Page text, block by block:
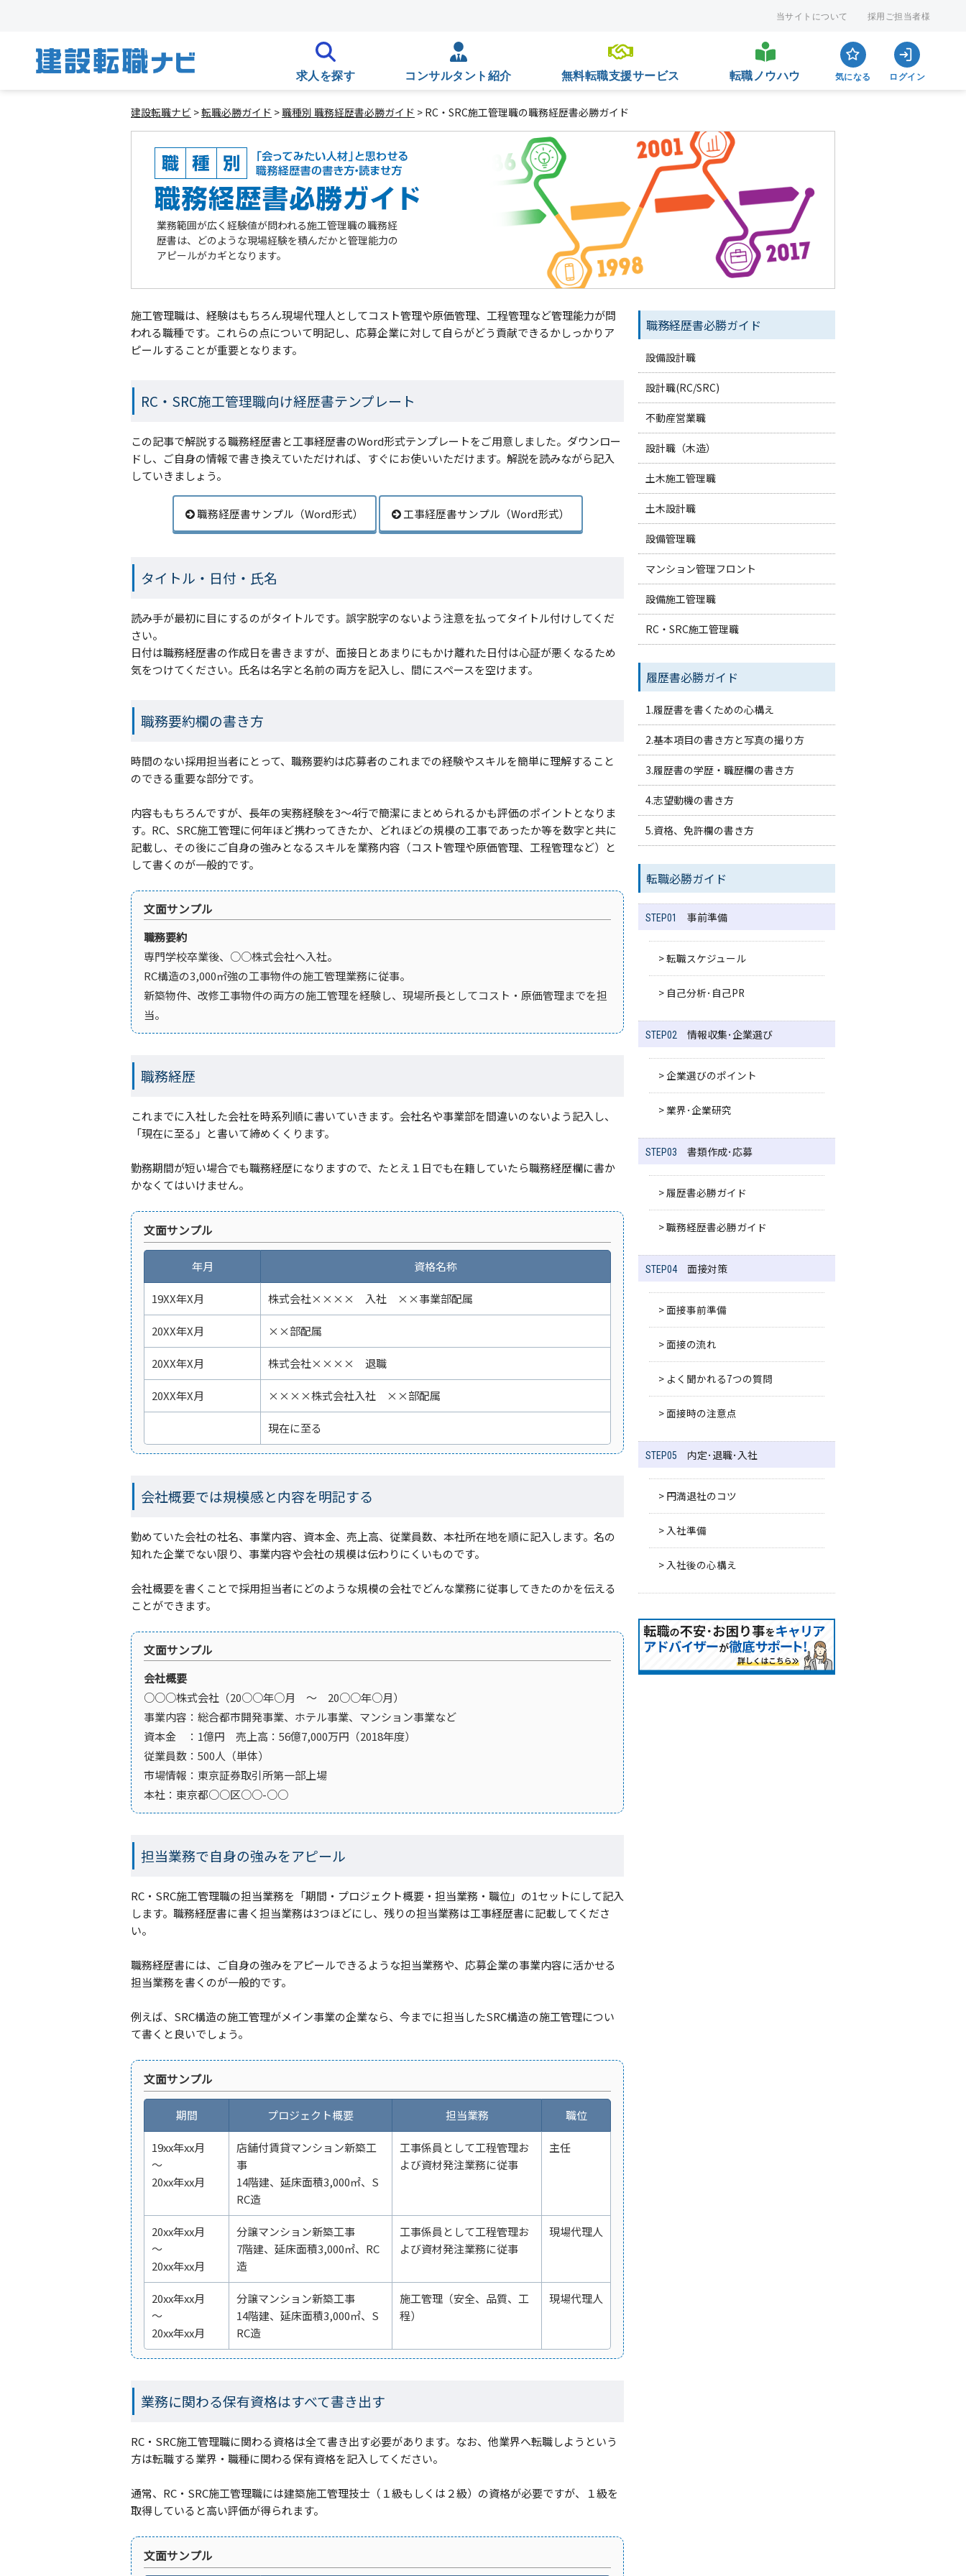
当サイトについて 採用ご担当者様
求人を探す コンサルタント紹介 無料転職支援サービス 転職ノウハウ 気になる ログイン
建設転職ナビ >転職必勝ガイド >職種別 職務経歴書必勝ガイド > RC・SRC施工管理職の職務経歴書必勝ガイド
業務範囲が広く経験値が問われる施工管理職の職務経
歴書は、どのような現場経験を積んだかと管理能力の
アピールがカギとなります。
施工管理職は、経験はもちろん現場代理人としてコスト管理や原価管理、工程管理など管理能力が問
われる職種です。これらの点について明記し、応募企業に対して自らがどう貢献できるかしっかりア
ピールすることが重要となります。
RC・SRC施工管理職向け経歴書テンプレート
この記事で解説する職務経歴書と工事経歴書のWord形式テンプレートをご用意しました。ダウンロー
ドし、ご自身の情報で書き換えていただければ、すぐにお使いいただけます。解説を読みながら記入
していきましょう。
職務経歴書サンプル（Word形式） 工事経歴書サンプル（Word形式）
タイトル・日付・氏名
読み手が最初に目にするのがタイトルです。誤字脱字のないよう注意を払ってタイトル付けしてくだ
さい。
日付は職務経歴書の作成日を書きますが、面接日とあまりにもかけ離れた日付は心証が悪くなるため
気をつけてください。氏名は名字と名前の両方を記入し、間にスペースを空けます。
職務要約欄の書き方
時間のない採用担当者にとって、職務要約は応募者のこれまでの経験やスキルを簡単に理解すること
のできる重要な部分です。
内容ももちろんですが、長年の実務経験を3～4行で簡潔にまとめられるかも評価のポイントとなりま
す。RC、SRC施工管理に何年ほど携わってきたか、どれほどの規模の工事であったか等を数字と共に
記載し、その後にご自身の強みとなるスキルを業務内容（コスト管理や原価管理、工程管理など）と
して書くのが一般的です。
文面サンプル
職務要約
専門学校卒業後、○○株式会社へ入社。
RC構造の3,000㎡強の工事物件の施工管理業務に従事。
新築物件、改修工事物件の両方の施工管理を経験し、現場所長としてコスト・原価管理までを担
当。
職務経歴
これまでに入社した会社を時系列順に書いていきます。会社名や事業部を間違いのないよう記入し、
「現在に至る」と書いて締めくくります。
勤務期間が短い場合でも職務経歴になりますので、たとえ１日でも在籍していたら職務経歴欄に書か
かなくてはいけません。
文面サンプル
年月 資格名称
19XX年X月 株式会社×××× 入社 ××事業部配属
20XX年X月 ××部配属
20XX年X月 株式会社×××× 退職
20XX年X月 ××××株式会社入社 ××部配属
現在に至る
会社概要では規模感と内容を明記する
勤めていた会社の社名、事業内容、資本金、売上高、従業員数、本社所在地を順に記入します。名の
知れた企業でない限り、事業内容や会社の規模は伝わりにくいものです。
会社概要を書くことで採用担当者にどのような規模の会社でどんな業務に従事してきたのかを伝える
ことができます。
文面サンプル
会社概要
○○○株式会社（20○○年○月 ～ 20○○年○月）
事業内容：総合都市開発事業、ホテル事業、マンション事業など
資本金 ：1億円 売上高：56億7,000万円（2018年度）
従業員数：500人（単体）
市場情報：東京証券取引所第一部上場
本社：東京都○○区○○-○○
担当業務で自身の強みをアピール
RC・SRC施工管理職の担当業務を「期間・プロジェクト概要・担当業務・職位」の1セットにして記入
します。職務経歴書に書く担当業務は3つほどにし、残りの担当業務は工事経歴書に記載してくださ
い。
職務経歴書には、ご自身の強みをアピールできるような担当業務や、応募企業の事業内容に活かせる
担当業務を書くのが一般的です。
例えば、SRC構造の施工管理がメイン事業の企業なら、今までに担当したSRC構造の施工管理につい
て書くと良いでしょう。
文面サンプル
期間 プロジェクト概要 担当業務 職位
19xx年xx月
～
20xx年xx月
店舗付賃貸マンション新築工
事
14階建、延床面積3,000㎡、S
RC造
工事係員として工程管理お
よび資材発注業務に従事
主任
20xx年xx月
～
20xx年xx月
分譲マンション新築工事
7階建、延床面積3,000㎡、RC
造
工事係員として工程管理お
よび資材発注業務に従事
現場代理人
20xx年xx月
～
20xx年xx月
分譲マンション新築工事
14階建、延床面積3,000㎡、S
RC造
施工管理（安全、品質、工
程）
現場代理人
業務に関わる保有資格はすべて書き出す
RC・SRC施工管理職に関わる資格は全て書き出す必要があります。なお、他業界へ転職しようという
方は転職する業界・職種に関わる保有資格を記入してください。
通常、RC・SRC施工管理職には建築施工管理技士（１級もしくは２級）の資格が必要ですが、１級を
取得していると高い評価が得られます。
文面サンプル
職務経歴書必勝ガイド
設備設計職
設計職(RC/SRC)
不動産営業職
設計職（木造）
土木施工管理職
土木設計職
設備管理職
マンション管理フロント
設備施工管理職
RC・SRC施工管理職
履歴書必勝ガイド
1.履歴書を書くための心構え
2.基本項目の書き方と写真の撮り方
3.履歴書の学歴・職歴欄の書き方
4.志望動機の書き方
5.資格、免許欄の書き方
転職必勝ガイド
STEP01 事前準備
> 転職スケジュール
> 自己分析･自己PR
STEP02 情報収集･企業選び
> 企業選びのポイント
> 業界･企業研究
STEP03 書類作成･応募
> 履歴書必勝ガイド
> 職務経歴書必勝ガイド
STEP04 面接対策
> 面接事前準備
> 面接の流れ
> よく聞かれる7つの質問
> 面接時の注意点
STEP05 内定･退職･入社
> 円満退社のコツ
> 入社準備
> 入社後の心構え